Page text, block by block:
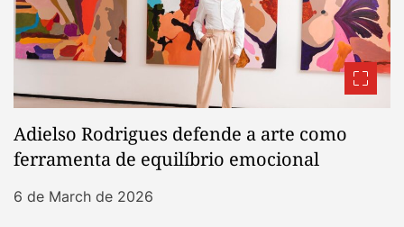
Adielso Rodrigues defende a arte como
ferramenta de equilíbrio emocional
6 de March de 2026